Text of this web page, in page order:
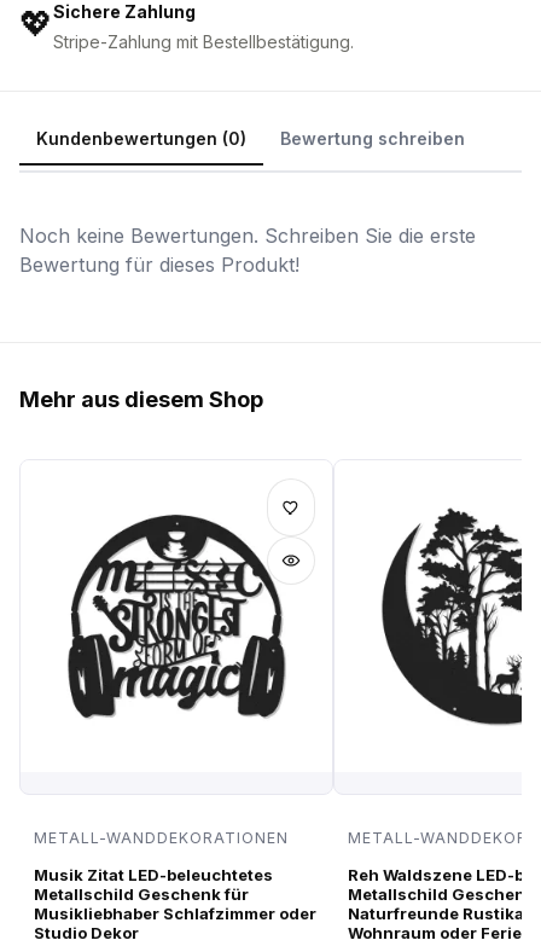
💖Sichere Zahlung
Stripe-Zahlung mit Bestellbestätigung.
Kundenbewertungen (0) Bewertung schreiben
Noch keine Bewertungen. Schreiben Sie die erste
Bewertung für dieses Produkt!
Mehr aus diesem Shop
METALL-WANDDEKORATIONEN
Musik Zitat LED-beleuchtetes
Metallschild Geschenk für
Musikliebhaber Schlafzimmer oder
Studio Dekor
METALL-
Reh Waldszene LED-
Metallschild Geschenk
Naturfreunde
Wohnraum oder